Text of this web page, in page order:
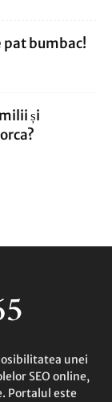
pat bumbac!
și
unei
SEO online,
Portalul este